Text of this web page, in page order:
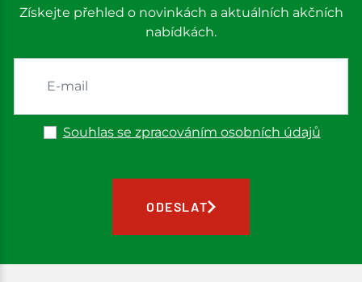
Získejte přehled o novinkách a aktuálních akčních
nabídkách.
Souhlas se zpracováním osobních údajů
ODESLAT